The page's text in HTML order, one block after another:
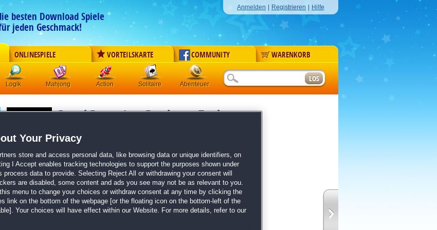
besten Download Spiele
jeden Geschmack!
Anmelden Registrieren Hilfe
ONLINESPIELE VORTEILSKARTE COMMUNITY WARENKORB
Logik Mahjong Action Solitaire Abenteuer
Royal Detective:Der letzte Zauber
Sammleredition
Originaltitel:
Entwickler: Big Fish Games
von6 Mitgliedern
Wimmelbild | Größe: 1143.7 MB
Löse magische Wimmelbilder und Minispiele
Your Privacy
store and access personal data, like browsing data or unique identifiers, on
I Accept enables tracking technologies to support the purposes shown under
process data to provide. Selecting Reject All or withdrawing your consent will
are disabled, some content and ads you see may not be as relevant to you.
menu to change your choices or withdraw consent at any time by clicking the
link on the bottom of the webpage [or the floating icon on the bottom-left of the
Your choices will have effect within our Website. For more details, refer to our